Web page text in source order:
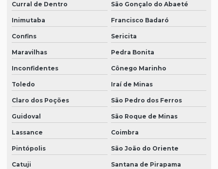
Curral de Dentro São Gonçalo do Abaeté
Inimutaba Francisco Badaró
Confins Sericita
Maravilhas Pedra Bonita
Inconfidentes Cônego Marinho
Toledo Iraí de Minas
Claro dos Poções São Pedro dos Ferros
Guidoval São Roque de Minas
Lassance Coimbra
Pintópolis São João do Oriente
Catuji Santana de Pirapama